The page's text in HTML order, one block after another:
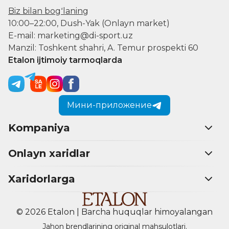
Biz bilan bogʻlaning
10:00–22:00, Dush-Yak (Onlayn market)
E-mail: marketing@di-sport.uz
Manzil: Toshkent shahri, A. Temur prospekti 60
Etalon ijtimoiy tarmoqlarda
Мини-приложение
Kompaniya
Onlayn xaridlar
Xaridorlarga
© 2026 Etalon | Barcha huquqlar himoyalangan
Jahon brendlarining original mahsulotlari.